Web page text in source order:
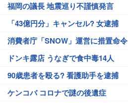
福岡の議長 地震巡り不謹慎発言
「43億円分」キャンセル? 女逮捕
消費者庁「SNOW」運営に措置命令
ドンキ露店 うなぎで食中毒14人
90歳患者を殴る? 看護助手を逮捕
ケンコバ コロナで謎の後遺症